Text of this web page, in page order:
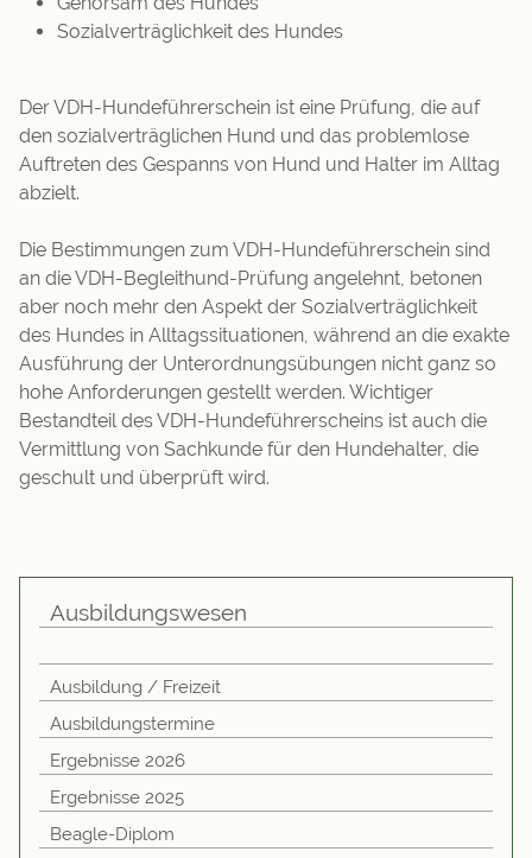
Sozialverträglichkeit des Hundes
Der VDH-Hundeführerschein ist eine Prüfung, die auf
den sozialverträglichen Hund und das problemlose
Auftreten des Gespanns von Hund und Halter im Alltag
abzielt.
Die Bestimmungen zum VDH-Hundeführerschein sind
an die VDH-Begleithund-Prüfung angelehnt, betonen
aber noch mehr den Aspekt der Sozialverträglichkeit
des Hundes in Alltagssituationen, während an die exakte
Ausführung der Unterordnungsübungen nicht ganz so
hohe Anforderungen gestellt werden. Wichtiger
Bestandteil des VDH-Hundeführerscheins ist auch die
Vermittlung von Sachkunde für den Hundehalter, die
geschult und überprüft wird.
Ausbildungswesen
Ausbildung / Freizeit
Ausbildungstermine
Ergebnisse 2026
Ergebnisse 2025
Beagle-Diplom